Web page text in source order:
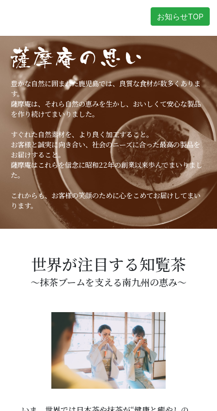
お知らせTOP
豊かな自然に囲まれた鹿児島では、良質な食材が数多くありま
す。
薩摩庵は、それら自然の恵みを生かし、おいしくて安心な製品
を作り続けてまいりました。
すぐれた自然素材を、より良く加工すること。
お客様と誠実に向き合い、社会のニーズに合った最高の製品を
お届けすること。
薩摩庵はこれらを信念に昭和22年の創業以来歩んでまいりまし
た。
これからも、お客様の笑顔のために心をこめてお届けしてまい
ります。
世界が注目する知覧茶
～抹茶ブームを支える南九州の恵み～